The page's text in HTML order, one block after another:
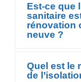
Est-ce que
sanitaire
rénovation
neuve ?
Quel est le
de